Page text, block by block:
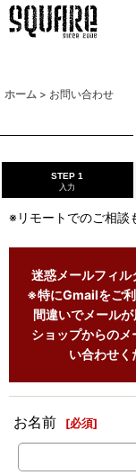
ホーム > お問い合わせ
STEP 1
入力
※リモートでのご相談
迷惑メールフィ
※特にGmailをご
間違いでメール
ショップからの
い合わせく
お名前 [必須]